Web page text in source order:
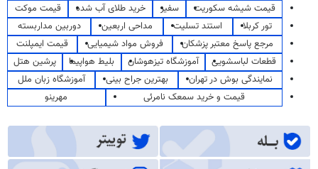
قیمت شیشه سکوریت سفیر خرید طلای آب شده
قیمت موکت
تور کربلا
استند تسلیت مداحی اربعین
دوربین مداربسته
مرجع پاسخ معتبر پزشکان
فروش مواد شیمیایی
قیمت ایمپلنت
قطعات لباسشویی
آموزشگاه تیزهوشان بلیط هواپیما
پرشین هتل
نمایندگی بوش در تهران
بهترین جراح بینی
آموزشگاه زبان ملل
قیمت و خرید سمعک نامرئی
مهرینو